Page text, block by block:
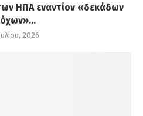
ΗΠΑ εναντίον «δεκάδων
2026